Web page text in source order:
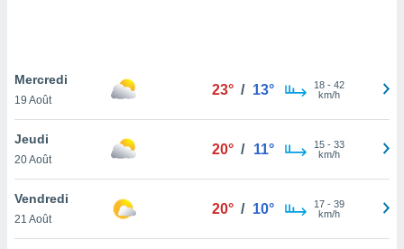
pas
de
cas,
que
Mercredi
19 Août
23° / 13° 18- 42
km/h
Jeudi
20 Août
20° / 11° 15- 33
km/h
Vendredi
21 Août
20° / 10° 17- 39
km/h